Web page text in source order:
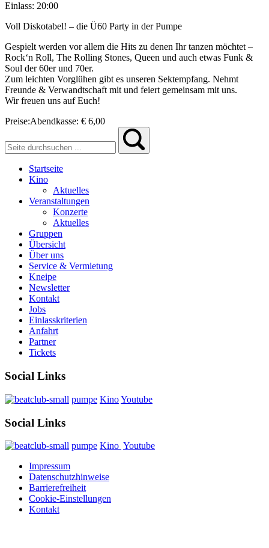
Einlass: 20:00
Voll Diskotabel! – die Ü60 Party in der Pumpe
Gespielt werden vor allem die Hits zu denen Ihr tanzen möchtet –
Rock‘n Roll, The Rolling Stones, Queen und auch etwas Funk &
Soul der 60er und 70er.
Zum leichten Vorglühen gibt es unseren Sektempfang. Nehmt
Freunde & Verwandtschaft mit und feiert gemeinsam mit uns.
Wir freuen uns auf Euch!
Preise:Abendkasse: € 6,00
Startseite
Kino
Aktuelles
Veranstaltungen
Konzerte
Aktuelles
Gruppen
Übersicht
Über uns
Service & Vermietung
Kneipe
Newsletter
Kontakt
Jobs
Einlasskriterien
Anfahrt
Partner
Tickets
Social Links
pumpe KinoYoutube
Social Links
pumpe Kino Youtube
Impressum
Datenschutzhinweise
Barrierefreiheit
Cookie-Einstellungen
Kontakt